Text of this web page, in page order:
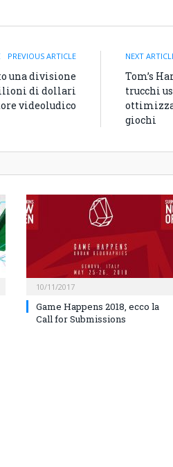
PREVIOUS ARTICLE
una divisione
di dollari
videoludico
NEXT
Tom’s
trucchi
giochi
10/11/2017
Game Happens 2018, ecco la
Call for Submissions